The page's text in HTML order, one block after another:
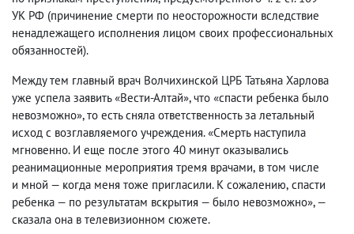
УК РФ (причинение смерти по неосторожности вследствие
ненадлежащего исполнения лицом своих профессиональных
обязанностей).
Между тем главный врач Волчихинской ЦРБ Татьяна Харлова
уже успела заявить «Вести-Алтай», что «спасти ребенка было
невозможно», то есть сняла ответственность за летальный
исход с возглавляемого учреждения. «Смерть наступила
мгновенно. И еще после этого 40 минут оказывались
реанимационные мероприятия тремя врачами, в том числе
и мной — когда меня тоже пригласили. К сожалению, спасти
ребенка — по результатам вскрытия — было невозможно», —
сказала она в телевизионном сюжете.